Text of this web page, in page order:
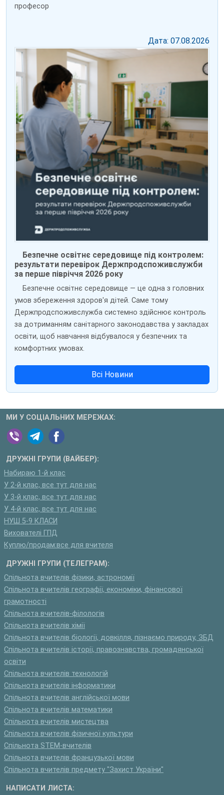
професор
Дата: 07.08.2026
Безпечне освітнє середовище під контролем:
результати перевірок Держпродспоживслужби
за перше півріччя 2026 року
Безпечне освітнє середовище — це одна з головних
умов збереження здоров'я дітей. Саме тому
Держпродспоживслужба системно здійснює контроль
за дотриманням санітарного законодавства у закладах
освіти, щоб навчання відбувалося у безпечних та
комфортних умовах.
Всі Новини
МИ У СОЦІАЛЬНИХ МЕРЕЖАХ:
ДРУЖНІ ГРУПИ (ВАЙБЕР):
Набираю 1-й клас
У 2-й клас, все тут для нас
У 3-й клас, все тут для нас
У 4-й клас, все тут для нас
НУШ 5-9 КЛАСИ
Вихователі ГПД
Куплю/продам:все для вчителя
ДРУЖНІ ГРУПИ (ТЕЛЕГРАМ):
Спільнота вчителів фізики, астрономії
Спільнота вчителів географії, економіки, фінансової
грамотності
Спільнота вчителів-філологів
Спільнота вчителів хімії
Спільнота вчителів біології, довкілля, пізнаємо природу, ЗБД
Спільнота вчителів історії, правознавства, громадянської
освіти
Спільнота вчителів технологій
Спільнота вчителів інформатики
Спільнота вчителів англійської мови
Спільнота вчителів математики
Спільнота вчителів мистецтва
Спільнота вчителів фізичної культури
Спільнота STEM-вчителів
Спільнота вчителів французької мови
Спільнота вчителів предмету "Захист України"
НАПИСАТИ ЛИСТА: